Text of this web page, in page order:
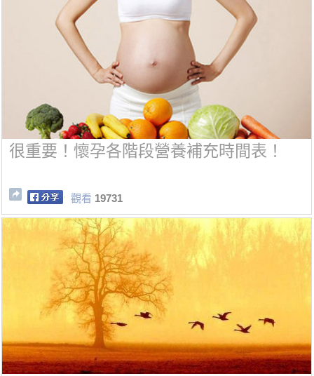
很重要！懷孕各階段營養補充時間表！
觀看 19731